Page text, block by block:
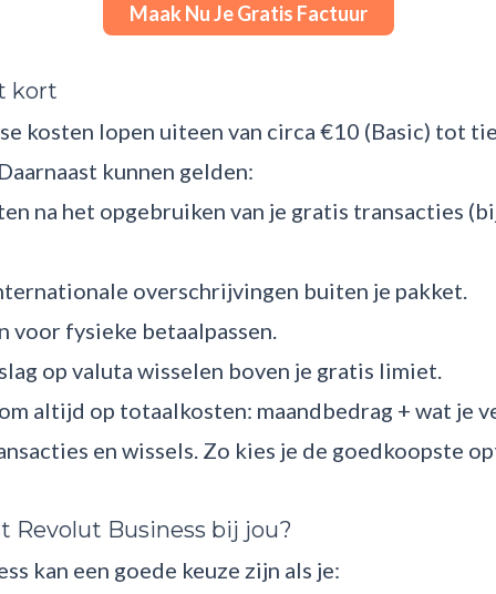
Maak Nu Je Gratis Factuur
kort
kosten lopen uiteen van circa €10 (Basic) tot
kunnen gelden:
na het opgebruiken van je gratis transacties
overschrijvingen buiten je pakket.
voor fysieke betaalpassen.
op valuta wisselen boven je gratis limiet.
altijd op totaalkosten: maandbedrag + wat je
en wissels. Zo kies je de goedkoopste
Revolut Business bij jou?
kan een goede keuze zijn als je: